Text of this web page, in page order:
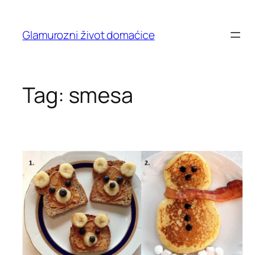
content
Glamurozni život domaćice
Tag: smesa